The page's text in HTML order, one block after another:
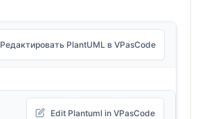
Редактировать PlantUML в VPasCode
Edit Plantuml in VPasCode